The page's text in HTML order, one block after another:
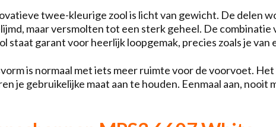
twee-kleurige zool is licht van gewicht. De delen
maar versmolten tot een sterk geheel. De combinatie
staat garant voor heerlijk loopgemak, precies zoals je
is normaal met iets meer ruimte voor de voorvoet.
je gebruikelijke maat aan te houden. Eenmaal aan, nooit